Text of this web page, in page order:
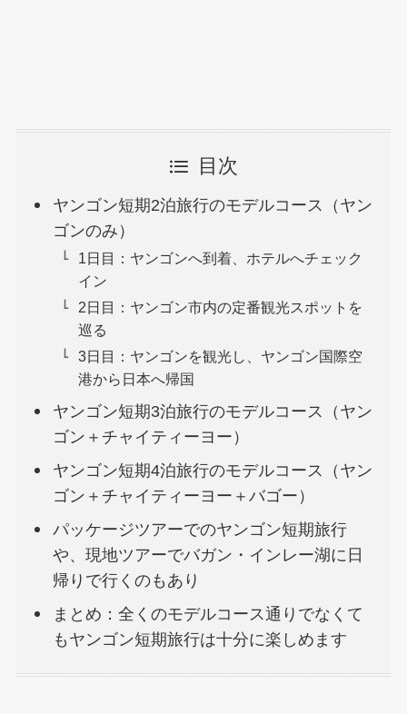
目次
ヤンゴン短期2泊旅行のモデルコース（ヤン
ゴンのみ）
1日目：ヤンゴンへ到着、ホテルへチェック
イン
2日目：ヤンゴン市内の定番観光スポットを
巡る
3日目：ヤンゴンを観光し、ヤンゴン国際空
港から日本へ帰国
ヤンゴン短期3泊旅行のモデルコース（ヤン
ゴン＋チャイティーヨー）
ヤンゴン短期4泊旅行のモデルコース（ヤン
ゴン＋チャイティーヨー＋バゴー）
パッケージツアーでのヤンゴン短期旅行
や、現地ツアーでバガン・インレー湖に日
帰りで行くのもあり
まとめ：全くのモデルコース通りでなくて
もヤンゴン短期旅行は十分に楽しめます